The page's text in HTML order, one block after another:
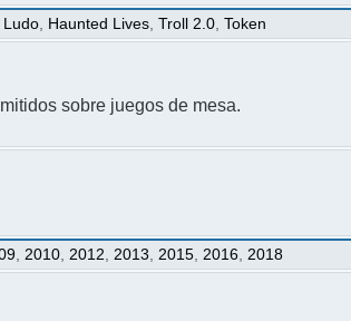
Ludo Haunted Lives ,Troll 2.0 ,Token
sobre juegos de mesa.
2010 2012 2013 2015 2016 2018